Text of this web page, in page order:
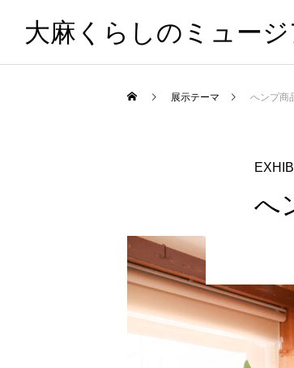
大麻くらしのミュージ
展示テーマ へンプ商
へ